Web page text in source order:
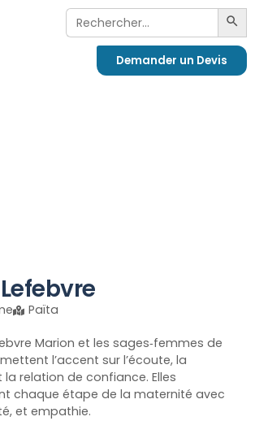
Search
For:
Demander un Devis
Païta
Marion et les sages‑femmes de
l’accent sur l’écoute, la
relation de confiance. Elles
chaque étape de la maternité avec
et empathie.